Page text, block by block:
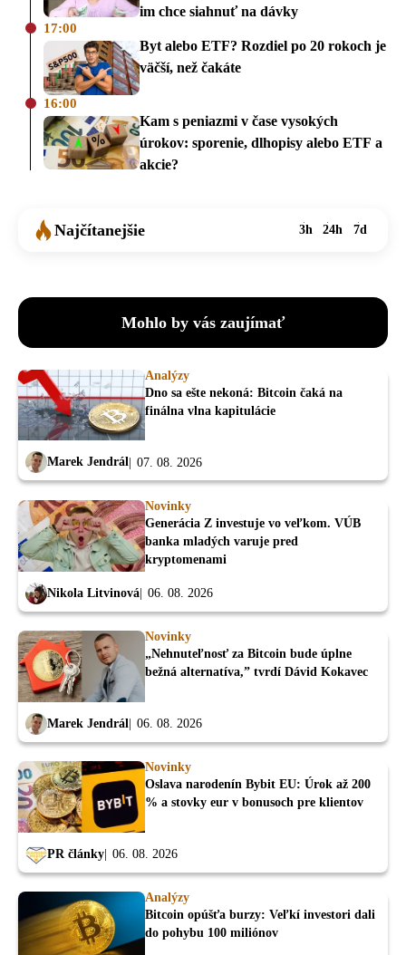
im chce siahnuť na dávky
17:00
Byt alebo ETF? Rozdiel po 20 rokoch je
väčší, než čakáte
16:00
Kam s peniazmi v čase vysokých
úrokov: sporenie, dlhopisy alebo ETF a
akcie?
Najčítanejšie 3h 24h 7d
Mohlo by vás zaujímať
Analýzy
Dno sa ešte nekoná: Bitcoin čaká na
finálna vlna kapitulácie
Marek Jendrál 07. 08. 2026
Novinky
Generácia Z investuje vo veľkom. VÚB
banka mladých varuje pred
kryptomenami
Nikola Litvinová 06. 08. 2026
Novinky
„Nehnuteľnosť za Bitcoin bude úplne
bežná alternatíva,” tvrdí Dávid Kokavec
Marek Jendrál 06. 08. 2026
Novinky
Oslava narodenín Bybit EU: Úrok až 200
% a stovky eur v bonusoch pre klientov
PR články 06. 08. 2026
Analýzy
Bitcoin opúšťa burzy: Veľkí investori dali
do pohybu 100 miliónov